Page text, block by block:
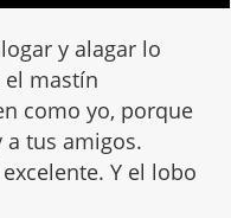
y alagar lo
el mastín
como yo, porque
a tus amigos.
Y el lobo